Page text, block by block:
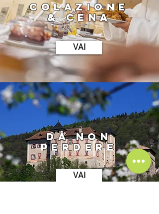
COLAZIONE
&CENA
VAI
DA NON
PERDERE
VAI